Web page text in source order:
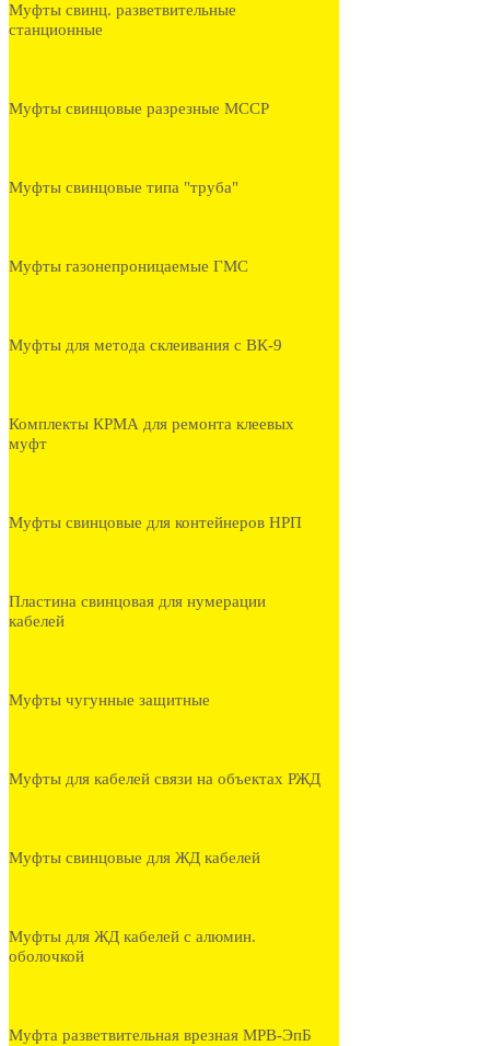
Муфты свинц. разветвительные
станционные
Муфты свинцовые разрезные МССР
Муфты свинцовые типа "труба"
Муфты газонепроницаемые ГМС
Муфты для метода склеивания с ВК-9
Комплекты КРМА для ремонта клеевых
муфт
Муфты свинцовые для контейнеров НРП
Пластина свинцовая для нумерации
кабелей
Муфты чугунные защитные
Муфты для кабелей связи на объектах РЖД
Муфты свинцовые для ЖД кабелей
Муфты для ЖД кабелей с алюмин.
оболочкой
Муфта разветвительная врезная МРВ-ЭпБ